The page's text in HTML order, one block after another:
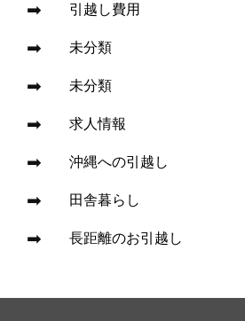
引越し費用
未分類
未分類
求人情報
沖縄への引越し
田舎暮らし
長距離のお引越し